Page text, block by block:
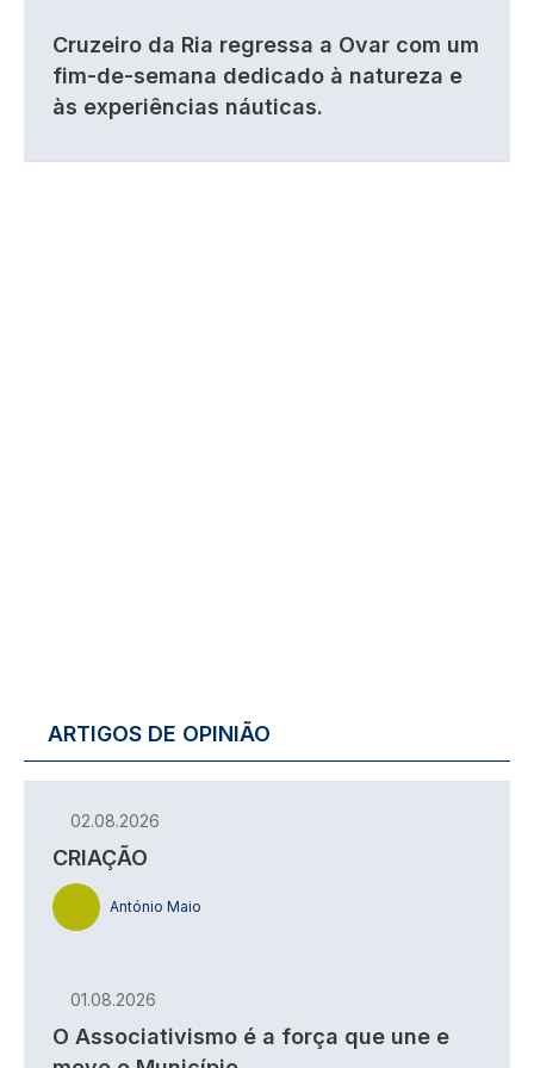
Cruzeiro da Ria regressa a Ovar com um
fim-de-semana dedicado à natureza e
às experiências náuticas.
ARTIGOS DE OPINIÃO
02.08.2026
CRIAÇÃO
António Maio
01.08.2026
O Associativismo é a força que une e